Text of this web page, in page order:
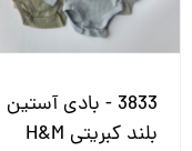
3833 - بادی آستین
بلند کبریتی H&M